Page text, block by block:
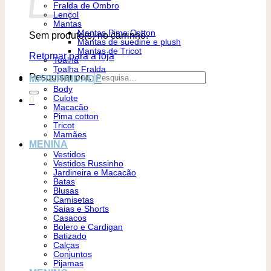
Sem produto(s) no carrinho.
Retornar para a loja
Pesquisar por:
Fralda de Ombro
Lençol
Mantas
Mantas Pima Cotton
Mantas de suedine e plush
Mantas de Tricot
Toalha
Toalha Fralda
MATERNIDADE
Body
Culote
Macacão
Pima cotton
Tricot
Mamães
MENINA
Vestidos
Vestidos Russinho
Jardineira e Macacão
Batas
Blusas
Camisetas
Saias e Shorts
Casacos
Bolero e Cardigan
Batizado
Calças
Conjuntos
Pijamas